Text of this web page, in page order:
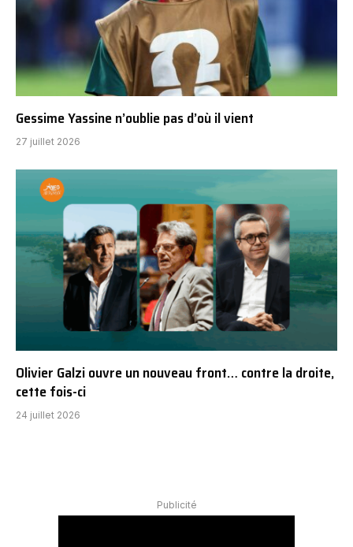
Gessime Yassine n’oublie pas d’où il vient
27 juillet 2026
Olivier Galzi ouvre un nouveau front… contre la droite,
cette fois-ci
24 juillet 2026
Publicité